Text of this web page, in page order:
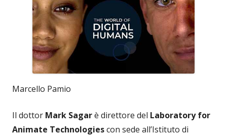
Marcello Pamio
Il dottor Mark Sagarè direttore del Laboratory for
Animate Technologiescon sede all’Istituto di